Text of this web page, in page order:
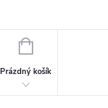
NÁKUPNÍ
Prázdný košík